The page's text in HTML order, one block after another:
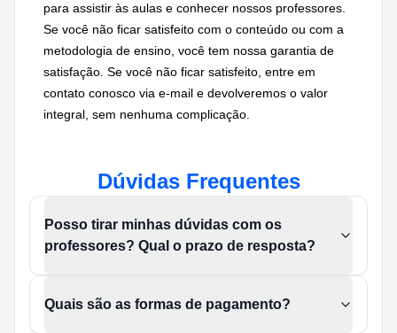
para assistir às aulas e conhecer nossos professores.
Se você não ficar satisfeito com o conteúdo ou com a
metodologia de ensino, você tem nossa garantia de
satisfação. Se você não ficar satisfeito, entre em
contato conosco via e-mail e devolveremos o valor
integral, sem nenhuma complicação.
Dúvidas Frequentes
Posso tirar minhas dúvidas com os
professores? Qual o prazo de resposta?
Quais são as formas de pagamento?